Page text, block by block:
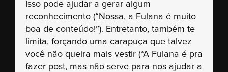
Isso pode ajudar a gerar algum
reconhecimento (“Nossa, a Fulana é muito
boa de conteúdo!”). Entretanto, também te
limita, forçando uma carapuça que talvez
você não queira mais vestir (“A Fulana é pra
fazer post, mas não serve para nos ajudar a